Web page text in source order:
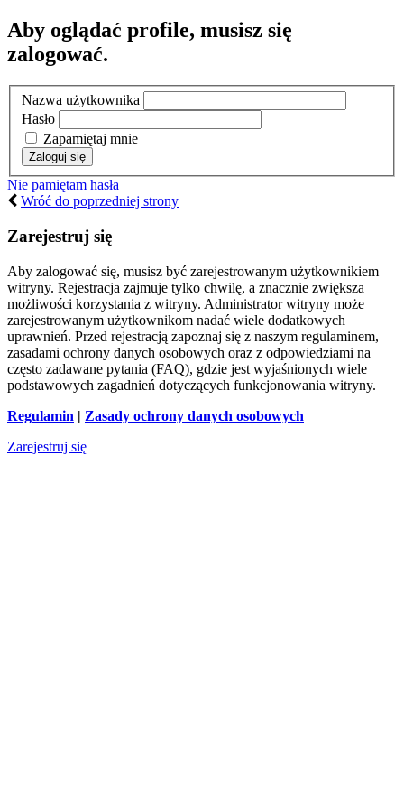
Aby oglądać profile, musisz się
zalogować.
Nazwa użytkownika
Hasło
Zapamiętaj mnie
Nie pamiętam hasła
Wróć do poprzedniej strony
Zarejestruj się
Aby zalogować się, musisz być zarejestrowanym użytkownikiem
witryny. Rejestracja zajmuje tylko chwilę, a znacznie zwiększa
możliwości korzystania z witryny. Administrator witryny może
zarejestrowanym użytkownikom nadać wiele dodatkowych
uprawnień. Przed rejestracją zapoznaj się z naszym regulaminem,
zasadami ochrony danych osobowych oraz z odpowiedziami na
często zadawane pytania (FAQ), gdzie jest wyjaśnionych wiele
podstawowych zagadnień dotyczących funkcjonowania witryny.
Regulamin | Zasady ochrony danych osobowych
Zarejestruj się